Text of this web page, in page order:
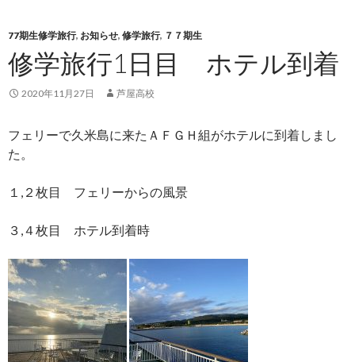
77期生修学旅行, お知らせ, 修学旅行, ７７期生
修学旅行1日目 ホテル到着
2020年11月27日 芦屋高校
フェリーで久米島に来たＡＦＧＨ組がホテルに到着しまし
た。
１,２枚目 フェリーからの風景
３,４枚目 ホテル到着時